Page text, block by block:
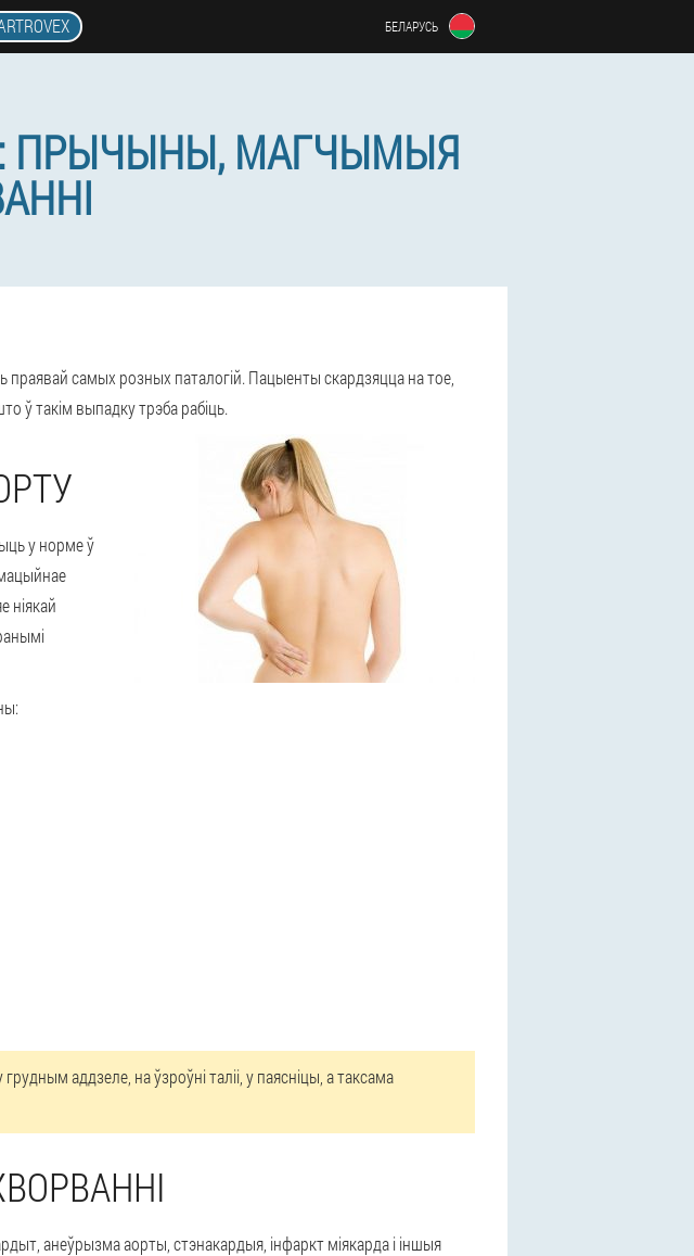
БЕЛАРУСЬ
ПРЫЧЫНЫ, МАГЧЫМЫЯ
самых розных паталогій. Пацыенты скардзяцца на тое,
ў такім выпадку трэба рабіць.
у норме ў
ніякай
аддзеле, на ўзроўні таліі, у паясніцы, а таксама
анеўрызма аорты, стэнакардыя, інфаркт міякарда і іншыя